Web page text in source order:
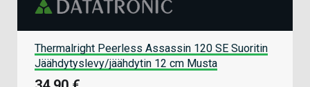
Thermalright Peerless Assassin 120 SE Suoritin
Jäähdytyslevy/jäähdytin 12 cm Musta